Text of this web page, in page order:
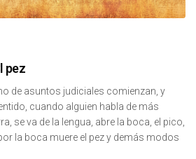
pez
de asuntos judiciales comienzan, y
cuando alguien habla de más
se va de la lengua, abre la boca, el pico,
la boca muere el pez y demás modos